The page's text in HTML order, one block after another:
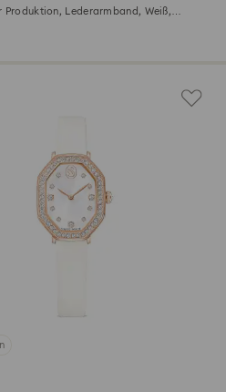
Produktion, Lederarmband, Weiß,